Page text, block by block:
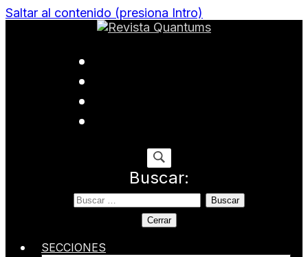
Saltar al contenido (presiona Intro)
Revista Quantums
Buscar:
Cerrar
SECCIONES